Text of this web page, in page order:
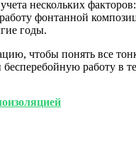
нескольких
фонтанной
годы.
чтобы понять все
работу в